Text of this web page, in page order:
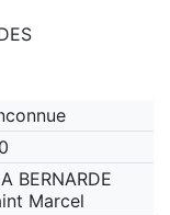
BERNARDE
Marcel